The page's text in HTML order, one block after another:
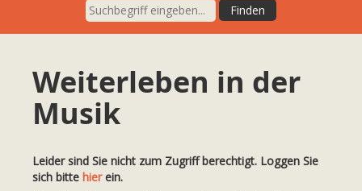
Weiterleben in der
Musik
Leider sind Sie nicht zum Zugriff berechtigt. Loggen Sie
sich bitte hierein.